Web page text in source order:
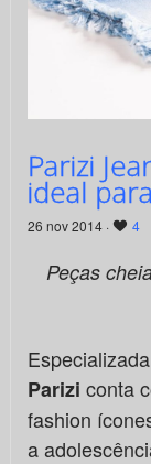
Parizi
ideal
26 nov 2014 · 4
Peças
Parizi conta
fashion
a